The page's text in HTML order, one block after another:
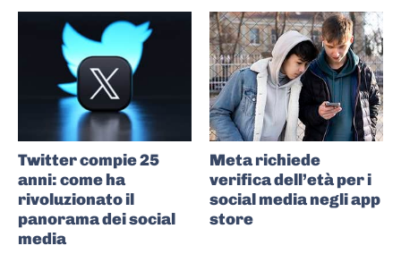
Twitter compie 25
anni: come ha
rivoluzionato il
panorama dei social
media
Meta richiede
verifica dell’età per i
social media negli app
store